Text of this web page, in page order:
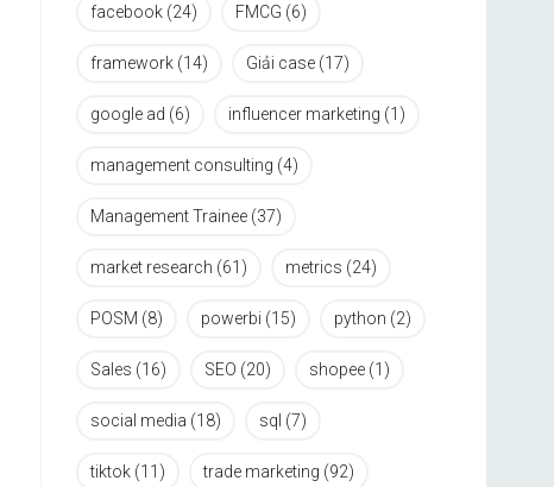
facebook (24) FMCG (6)
framework (14) Giải case (17)
google ad (6) influencer marketing (1)
management consulting (4)
Management Trainee (37)
market research (61) metrics (24)
POSM (8) powerbi (15) python (2)
Sales (16) SEO (20) shopee (1)
social media (18) sql (7)
tiktok (11) trade marketing (92)